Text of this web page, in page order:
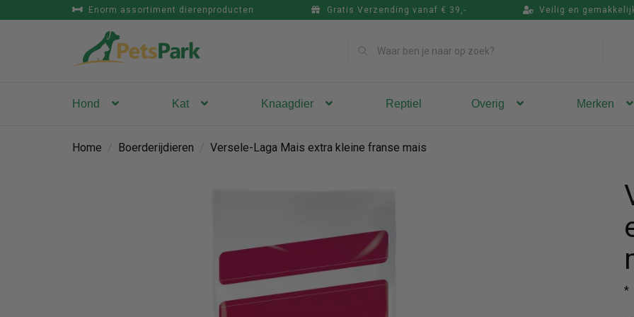
Enorm assortiment dierenproducten Gratis Verzending vanaf € 39,- Veilig en
Hond Kat Knaagdier Reptiel Overig Merken
Home Boerderijdieren Versele-Laga Mais extra kleine franse mais
*